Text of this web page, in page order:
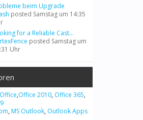
beim Upgrade
posted Samstag um 14:35
for a Reliable Cast...
posted Samstag um
Uhr
,Office 2010, Office 365,
, MS Outlook, Outlook Apps